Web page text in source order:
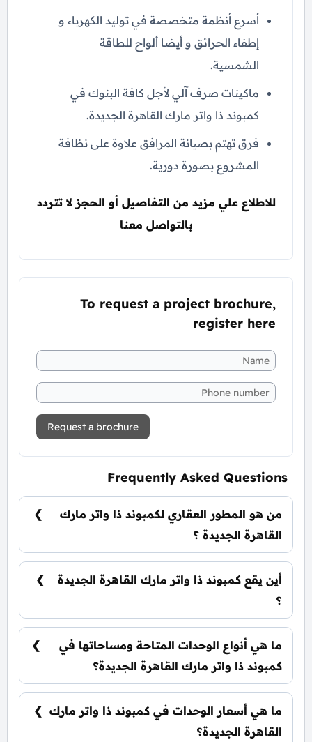
أسرع أنظمة متخصصة في توليد الكهرباء و
إطفاء الحرائق و أيضا ألواح للطاقة
الشمسية.
ماكينات صرف آلي لأجل كافة البنوك في
كمبوند ذا واتر مارك القاهرة الجديدة.
فرق تهتم بصيانة المرافق علاوة على نظافة
المشروع بصورة دورية.
للاطلاع علي مزيد من التفاصيل أو الحجز لا تتردد
بالتواصل معنا
To request a project brochure,
register here
Request a brochure
Frequently Asked Questions
من هو المطور العقاري لكمبوند ذا واتر مارك
القاهرة الجديدة ؟
شركة ذا مارك كوميونيتيز The MarQ
Communities.
أين يقع كمبوند ذا واتر مارك القاهرة الجديدة
؟
يقع كمبوند ذا واتر مارك القاهرة الجديدة في قلب
منطقة التجمع الخامس.
ما هي أنواع الوحدات المتاحة ومساحاتها في
كمبوند ذا واتر مارك القاهرة الجديدة؟
يضم الكمبوند مجموعة متنوعة من الوحدات السكنية،
تشمل: فلل مستقلة: تبدأ من 405 متر²
ما هي أسعار الوحدات في كمبوند ذا واتر مارك
القاهرة الجديدة؟